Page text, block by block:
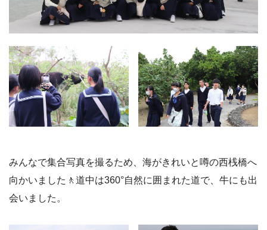
みんなで集合写真を撮るため、海がきれいと噂の西桟橋へ
向かいました🚶道中は360°自然に囲まれた道で、牛にも出
会いました。